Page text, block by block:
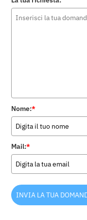
Nome:*
Mail:*
INVIA LA TUA